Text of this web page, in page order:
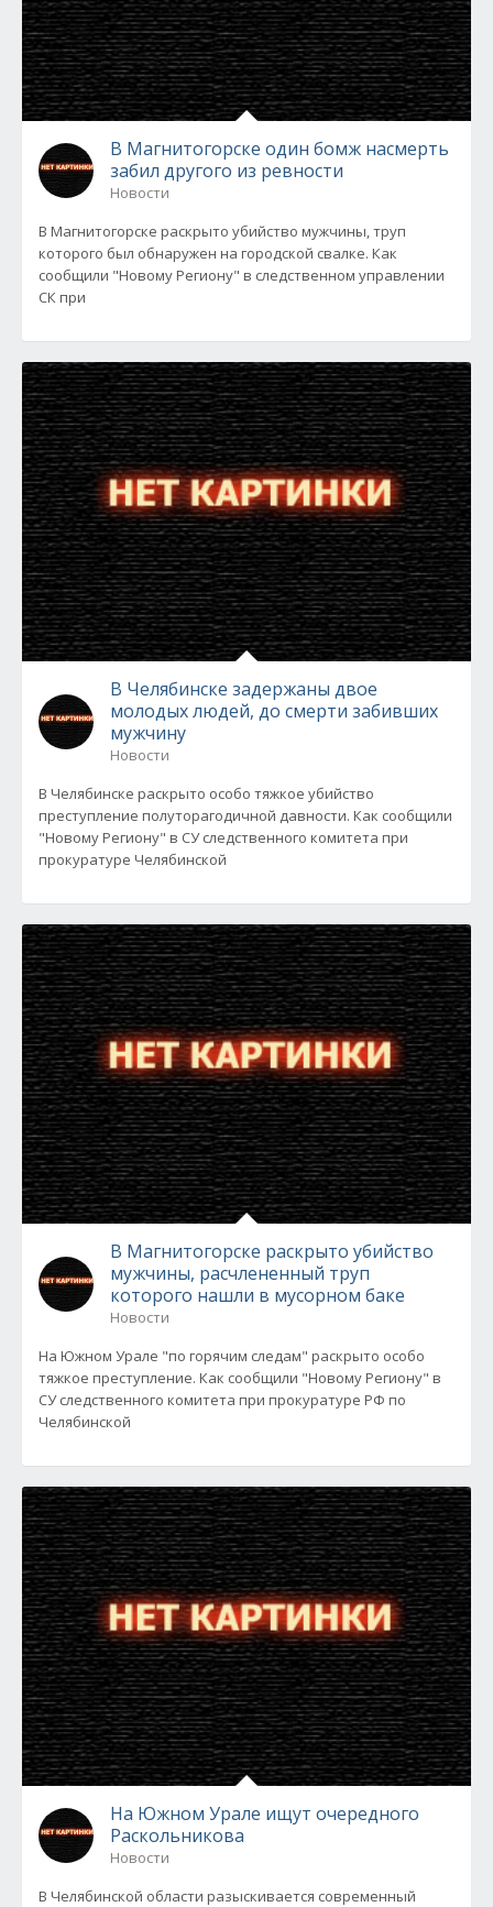
В Магнитогорске один бомж насмерть
забил другого из ревности
Новости
В Магнитогорске раскрыто убийство мужчины, труп
которого был обнаружен на городской свалке. Как
сообщили "Новому Региону" в следственном управлении
СК при
В Челябинске задержаны двое
молодых людей, до смерти забивших
мужчину
Новости
В Челябинске раскрыто особо тяжкое убийство
преступление полуторагодичной давности. Как сообщили
"Новому Региону" в СУ следственного комитета при
прокуратуре Челябинской
В Магнитогорске раскрыто убийство
мужчины, расчлененный труп
которого нашли в мусорном баке
Новости
На Южном Урале "по горячим следам" раскрыто особо
тяжкое преступление. Как сообщили "Новому Региону" в
СУ следственного комитета при прокуратуре РФ по
Челябинской
На Южном Урале ищут очередного
Раскольникова
Новости
В Челябинской области разыскивается современный